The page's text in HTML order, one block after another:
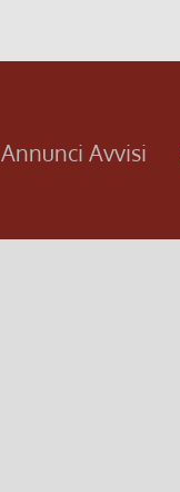
Annunci Avvisi